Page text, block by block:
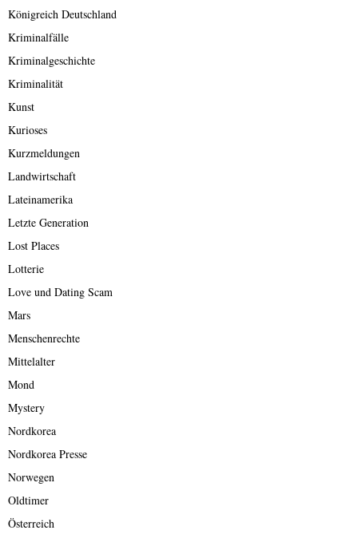
Königreich Deutschland
Kriminalfälle
Kriminalgeschichte
Kriminalität
Kunst
Kurioses
Kurzmeldungen
Landwirtschaft
Lateinamerika
Letzte Generation
Lost Places
Lotterie
Love und Dating Scam
Mars
Menschenrechte
Mittelalter
Mond
Mystery
Nordkorea
Nordkorea Presse
Norwegen
Oldtimer
Österreich